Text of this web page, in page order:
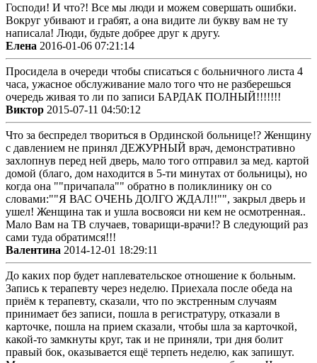
Господи! И что?! Все мы люди и можем совершать ошибки.
Вокруг убивают и грабят, а она видите ли букву вам не ту
написала! Люди, будьте добрее друг к другу.
Елена 2016-01-06 07:21:14
Просидела в очереди чтобы списаться с больничного листа 4
часа, ужасное обслуживание мало того что не разберешься
очередь живая то ли по записи БАРДАК ПОЛНЫЙ!!!!!!!
Виктор 2015-07-11 04:50:12
Что за беспредел твориться в Ординской больнице!? Женщину
с давлением не принял ДЕЖУРНЫЙ врач, демонстративно
захлопнув перед ней дверь, мало того отправил за мед. картой
домой (благо, дом находится в 5-ти минутах от больницы), но
когда она ""причапала"" обратно в поликлинику он со
словами:""Я ВАС ОЧЕНЬ ДОЛГО ЖДАЛ!!"", закрыл дверь и
ушел! Женщина так и ушла восвояси ни кем не осмотренная..
Мало Вам на ТВ случаев, товарищи-врачи!? В следующий раз
сами туда обратимся!!!
Валентина 2014-12-01 18:29:11
До каких пор будет наплевательское отношение к больным.
Запись к терапевту через неделю. Приехала после обеда на
приём к терапевту, сказали, что по экстренным случаям
принимает без записи, пошла в регистратуру, отказали в
карточке, пошла на прием сказали, чтобы шла за карточкой,
какой-то замкнуты круг, так и не приняли, три дня болит
правый бок, оказывается ещё терпеть неделю, как запишут.